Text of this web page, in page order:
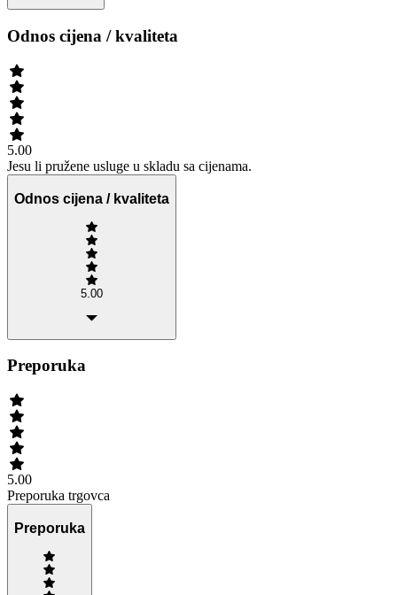
Odnos cijena / kvaliteta
5.00
Jesu li pružene usluge u skladu sa cijenama.
Odnos cijena / kvaliteta
5.00
Preporuka
5.00
Preporuka trgovca
Preporuka